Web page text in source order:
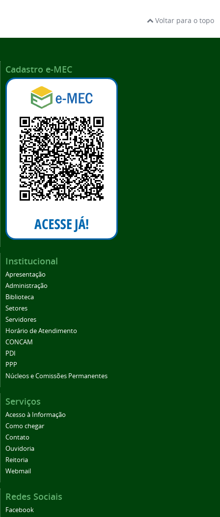
Voltar para o topo
Cadastro e-MEC
Institucional
Apresentação
Administração
Biblioteca
Setores
Servidores
Horário de Atendimento
CONCAM
PDI
PPP
Núcleos e Comissões Permanentes
Serviços
Acesso à Informação
Como chegar
Contato
Ouvidoria
Reitoria
Webmail
Redes Sociais
Facebook